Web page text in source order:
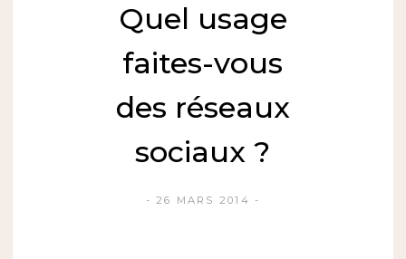
Quel usage
faites-vous
des réseaux
sociaux ?
26 MARS 2014